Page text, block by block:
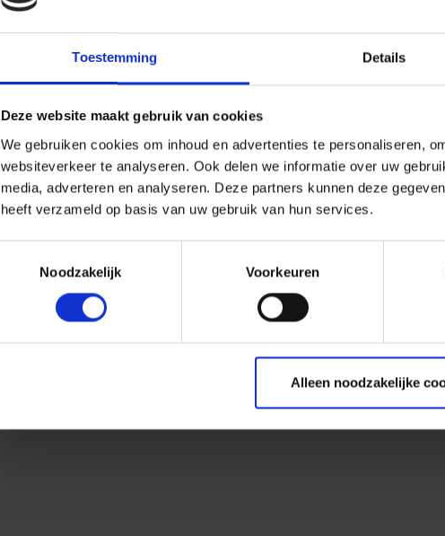
Toestemming Details
Deze website maakt gebruik van cookies
We gebruiken cookies om inhoud en advertenties te personaliseren,
websiteverkeer te analyseren. Ook delen we informatie over uw
media, adverteren en analyseren. Deze partners kunnen deze
heeft verzameld op basis van uw gebruik van hun services.
Noodzakelijk
Voorkeuren
Alleen noodzakelijke